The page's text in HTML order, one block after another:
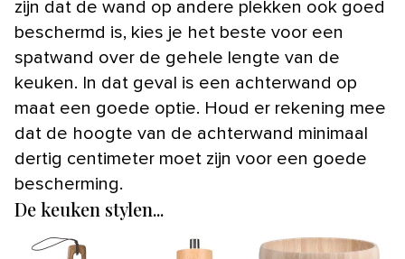
zijn dat de wand op andere plekken ook goed
beschermd is, kies je het beste voor een
spatwand over de gehele lengte van de
keuken. In dat geval is een achterwand op
maat een goede optie. Houd er rekening mee
dat de hoogte van de achterwand minimaal
dertig centimeter moet zijn voor een goede
bescherming.
De keuken stylen...